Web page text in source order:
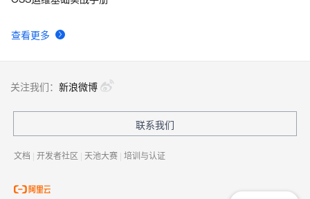
查看更多
关注我们： 新浪微博
联系我们
文档 | 开发者社区 | 天池大赛 | 培训与认证